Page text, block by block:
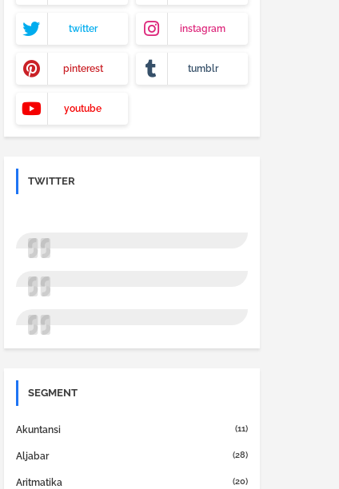
twitter instagram
pinterest tumblr
youtube
TWITTER
SEGMENT
Akuntansi (11)
Aljabar (28)
Aritmatika (20)